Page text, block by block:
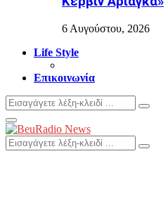
6 Αυγούστου, 2026
Life Style
Επικοινωνία
Search
for:
Search
Primary
Menu
Search
for:
Search